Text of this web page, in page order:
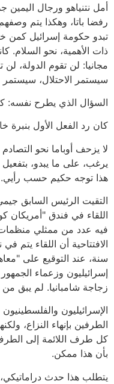
أمل نتنياهو ورجال اليمين
رفضا باتا، وهكذا يتم
تبدو حكومة إسرائيل كمن
ذات الأهمية، نحو السلام.
مجانيا: لن تقوم الدولة،
سيستمر الاحتلال،
السؤال الذي يطرح نفسه:
كان رد الفعل الأول بنبرة
لا يزحف أوباما نحو
يرغب، على ما يبدو،
هذا توجه حكيم حسب رأيي.
التقيت الرئيس السابق
اللقاء في فندق "أمريكان
فيه عدد من ممثلي
سنة، عند التوقيع على
إسرائيليون وزعماء
زجاجة شامبانيا. لم يبق
الإسرائيليون
الطرفين بإنهاء النزاع،
كل طرف اللائمة إلى الطرف
بأن هذا ممكن.
يتطلب هذا حدث